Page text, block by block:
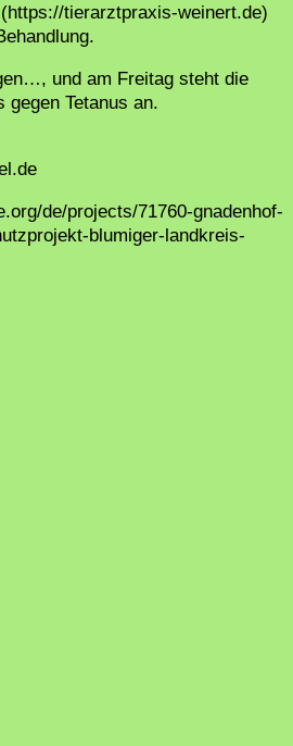
tierarztpraxis-weinert.de)
und am Freitag steht die
gegen Tetanus an.
de/projects/71760-gnadenhof-
blumiger-landkreis-